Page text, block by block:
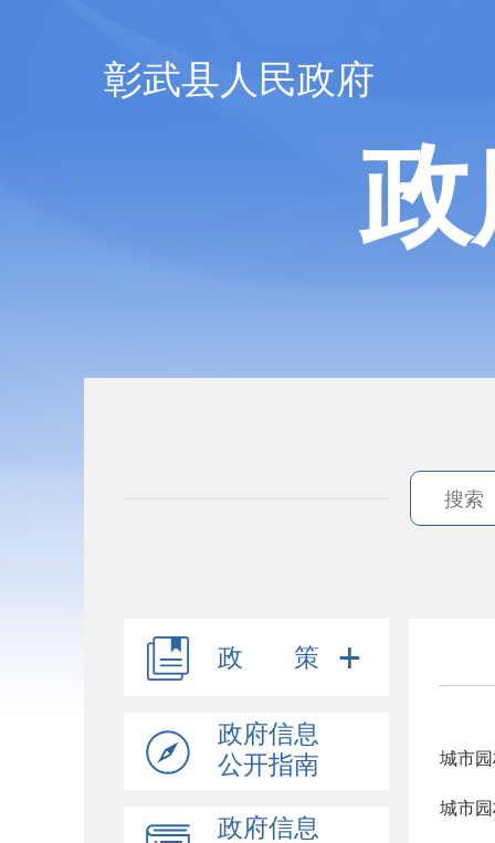
彰武县人民政府
政 策
政府信息
公开指南
政府信息
城市
城市